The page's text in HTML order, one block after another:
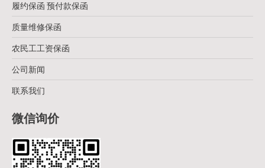
履约保函 预付款保函
质量维修保函
农民工工资保函
公司新闻
联系我们
微信询价